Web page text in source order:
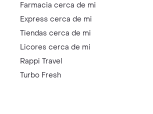
Farmacia cerca de mi
Express cerca de mi
Tiendas cerca de mi
Licores cerca de mi
Rappi Travel
Turbo Fresh